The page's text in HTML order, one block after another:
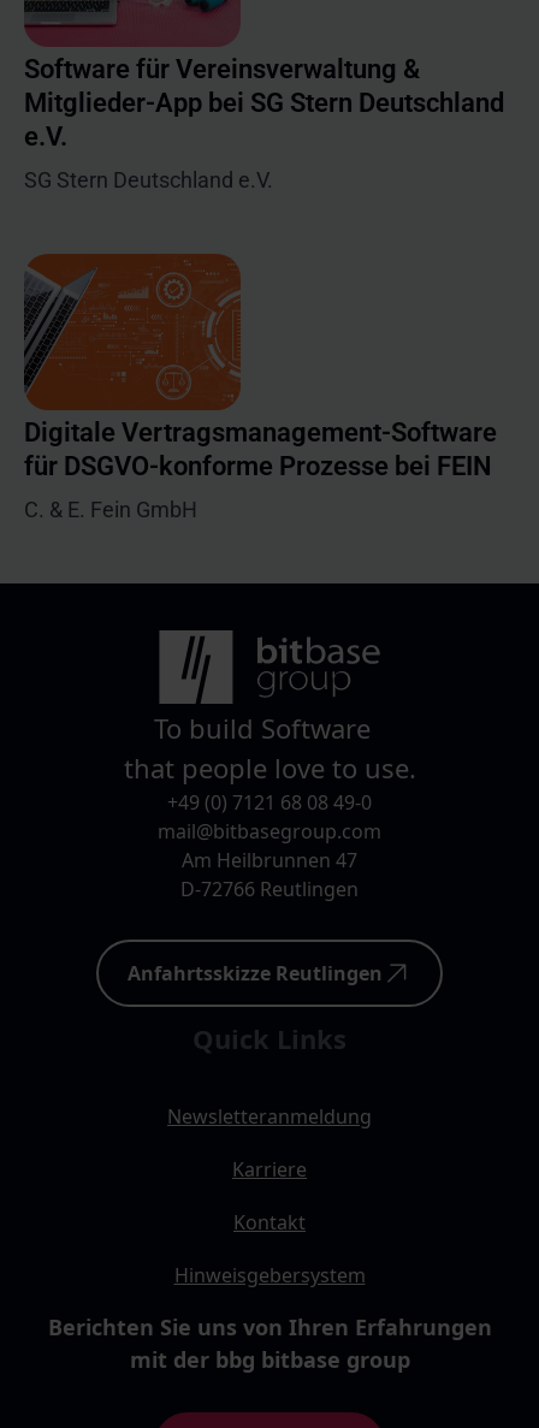
Software für Vereinsverwaltung &
Mitglieder-App bei SG Stern Deutschland
e.V.
SG Stern Deutschland e.V.
Digitale Vertragsmanagement-Software
für DSGVO-konforme Prozesse bei FEIN
C. & E. Fein GmbH
To build Software
that people love to use.
+49 (0) 7121 68 08 49-0
mail@bitbasegroup.com
Am Heilbrunnen 47
D-72766 Reutlingen
Anfahrtsskizze Reutlingen
Quick Links
Newsletteranmeldung
Karriere
Kontakt
Hinweisgebersystem
Berichten Sie uns von Ihren Erfahrungen
mit der bbg bitbase group